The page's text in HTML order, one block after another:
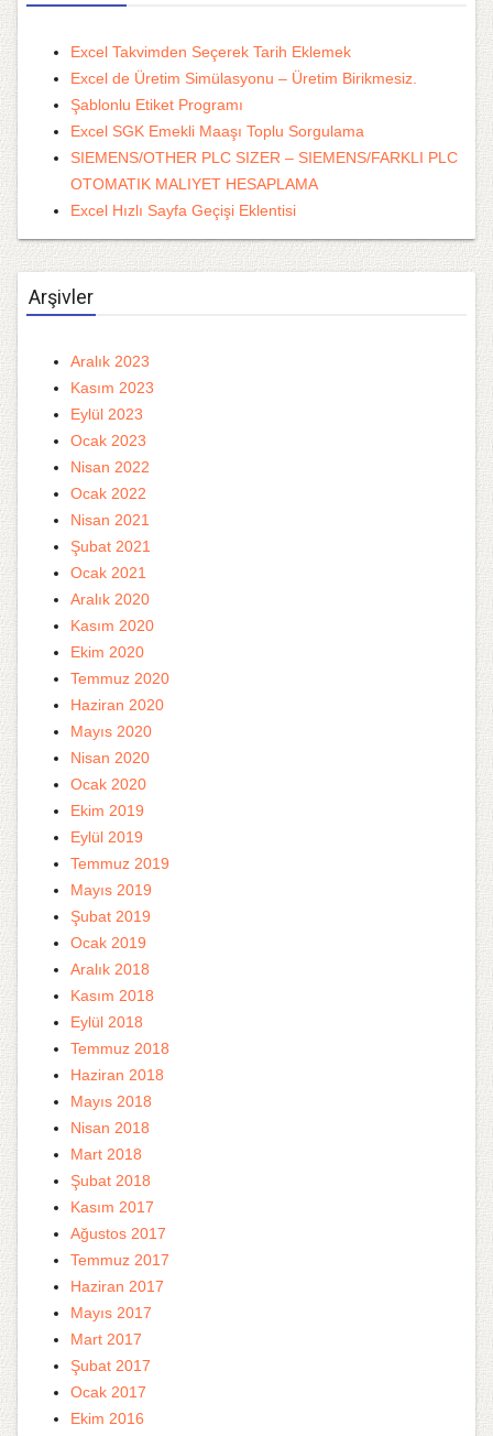
Excel Takvimden Seçerek Tarih Eklemek
Excel de Üretim Simülasyonu – Üretim Birikmesiz.
Şablonlu Etiket Programı
Excel SGK Emekli Maaşı Toplu Sorgulama
SIEMENS/OTHER PLC SIZER – SIEMENS/FARKLI PLC
OTOMATIK MALIYET HESAPLAMA
Excel Hızlı Sayfa Geçişi Eklentisi
Arşivler
Aralık 2023
Kasım 2023
Eylül 2023
Ocak 2023
Nisan 2022
Ocak 2022
Nisan 2021
Şubat 2021
Ocak 2021
Aralık 2020
Kasım 2020
Ekim 2020
Temmuz 2020
Haziran 2020
Mayıs 2020
Nisan 2020
Ocak 2020
Ekim 2019
Eylül 2019
Temmuz 2019
Mayıs 2019
Şubat 2019
Ocak 2019
Aralık 2018
Kasım 2018
Eylül 2018
Temmuz 2018
Haziran 2018
Mayıs 2018
Nisan 2018
Mart 2018
Şubat 2018
Kasım 2017
Ağustos 2017
Temmuz 2017
Haziran 2017
Mayıs 2017
Mart 2017
Şubat 2017
Ocak 2017
Ekim 2016